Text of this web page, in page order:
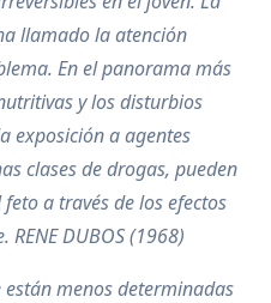
llamado la atención
En el panorama más
y los disturbios
exposición a agentes
clases de drogas, pueden
a través de los efectos
DUBOS (1968)
menos determinadas